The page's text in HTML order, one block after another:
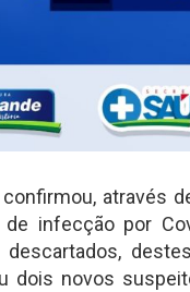
através
infecção por
dois novos